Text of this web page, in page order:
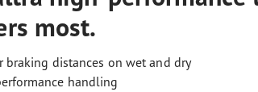
most.
braking distances on wet and dry
handling